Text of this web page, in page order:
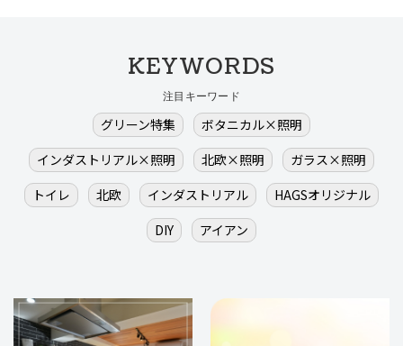
KEYWORDS
注目キーワード
グリーン特集
ボタニカル×照明
インダストリアル×照明
北欧×照明
ガラス×照明
トイレ
北欧 インダストリアル
HAGSオリジナル
DIY
アイアン